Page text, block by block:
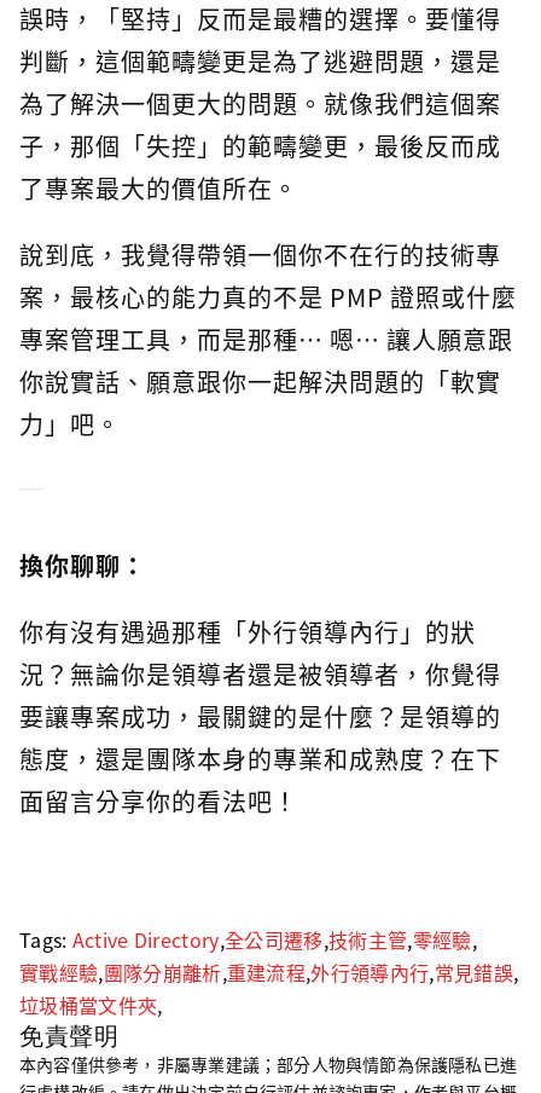
誤時，「堅持」反而是最糟的選擇。要懂得
判斷，這個範疇變更是為了逃避問題，還是
為了解決一個更大的問題。就像我們這個案
子，那個「失控」的範疇變更，最後反而成
了專案最大的價值所在。
說到底，我覺得帶領一個你不在行的技術專
案，最核心的能力真的不是 PMP 證照或什麼
專案管理工具，而是那種… 嗯… 讓人願意跟
你說實話、願意跟你一起解決問題的「軟實
力」吧。
換你聊聊：
你有沒有遇過那種「外行領導內行」的狀
況？無論你是領導者還是被領導者，你覺得
要讓專案成功，最關鍵的是什麼？是領導的
態度，還是團隊本身的專業和成熟度？在下
面留言分享你的看法吧！
Tags: Active Directory,全公司遷移,技術主管,零經驗,
實戰經驗,團隊分崩離析,重建流程,外行領導內行,常見錯誤,
垃圾桶當文件夾,
免責聲明
本內容僅供參考，非屬專業建議；部分人物與情節為保護隱私已進